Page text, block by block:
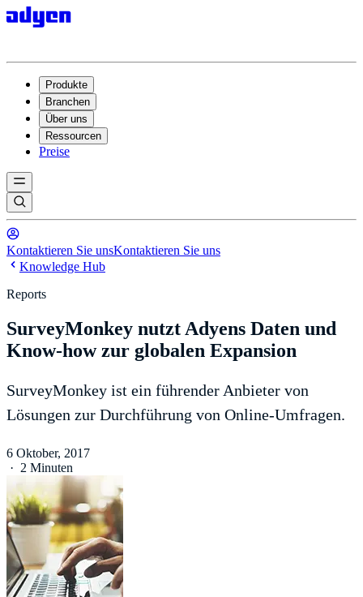
Produkte
Branchen
Über uns
Ressourcen
Preise
Kontaktieren Sie unsKontaktieren Sie uns
Knowledge Hub
Reports
SurveyMonkey nutzt Adyens Daten und
Know-how zur globalen Expansion
SurveyMonkey ist ein führender Anbieter von
Lösungen zur Durchführung von Online-Umfragen.
6 Oktober, 2017
· 2 Minuten